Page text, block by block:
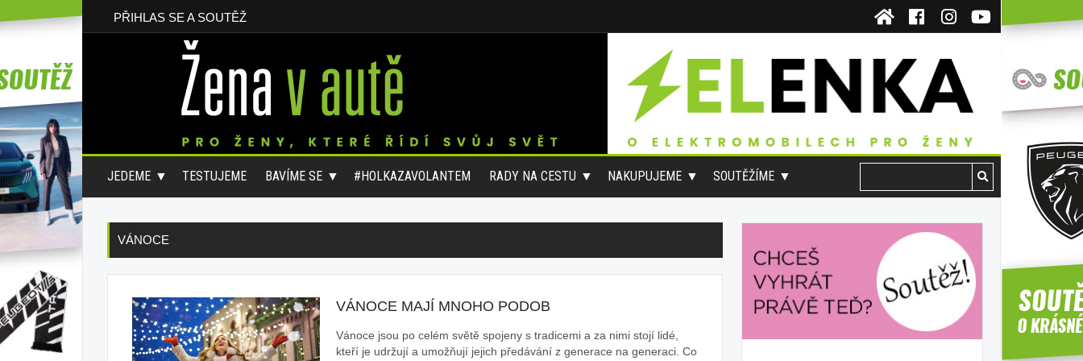
PŘIHLAS SE A SOUTĚŽ
JEDEME TESTUJEME BAVÍME SE #HOLKAZAVOLANTEM RADY NA CESTU NAKUPUJEME SOUTĚŽÍME
VÁNOCE
VÁNOCE MAJÍ MNOHO PODOB
Vánoce jsou po celém světě spojeny s tradicemi a za nimi stojí lidé,
kteří je udržují a umožňují jejich předávání z generace na generaci. Co